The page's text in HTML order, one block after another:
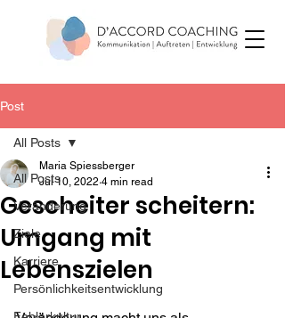
Post
All Posts
Veränderung
Ziele
Karriere
Persönlichkeitsentwicklung
All Posts
Gescheiter scheitern:
Umgang mit
Lebenszielen
Maria Spiessberger
Jul 10, 2022 4 min read